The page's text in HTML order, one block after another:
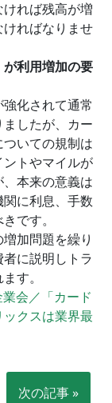
れば残高が増
ればなりませ
利用増加の要
化されて通常
したが、カー
いての規制は
トやマイルが
本来の意義は
関に利息、手数
です。
加問題を繰り
に説明しトラ
す。
会／「カード
クスは業界最
次の記事 »